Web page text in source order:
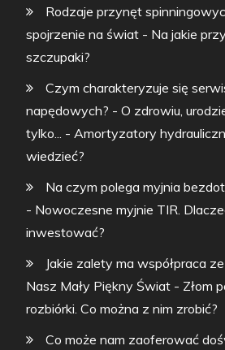
Rodzaje przynęt
spojrzenie na świat - Na jakie
szczupaki?
Czym charakteryzuje się
napędowych? - O zdrowiu,
tylko... -Amortyzatory
wiedzieć?
Na czym polega myjnia
- Nowoczesne myjnie TIR.
inwestować?
Jakie zalety ma współpraca
Nasz Mały Piękny Świat - Złom
rozbiórki. Co można z nim zrobić?
Co może nam zaoferować